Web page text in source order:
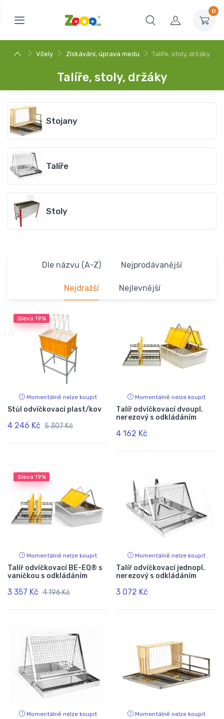
0
Včely Získávání, úprava medu Talíře, stoly, držáky
Talíře, stoly, držáky
Stojany
Talíře
Stoly
Dle názvu (A-Z) Nejprodávanější
Nejdražší Nejlevnější
Sleva 19%
Momentálně nelze koupit
Stůl odvíčkovací plast/kov
4 246 Kč 5 307 Kč
Momentálně nelze koupit
Talíř odvíčkovací dvoupl.
nerezový s odkládáním
4 162 Kč
Sleva 19%
Momentálně nelze koupit
Talíř odvíčkovací BE-EQ® s
vaničkou s odkládáním
3 357 Kč 4 196 Kč
Momentálně nelze koupit
Talíř odvíčkovací jednopl.
nerezový s odkládáním
3 072 Kč
Momentálně nelze koupit Momentálně nelze koupit